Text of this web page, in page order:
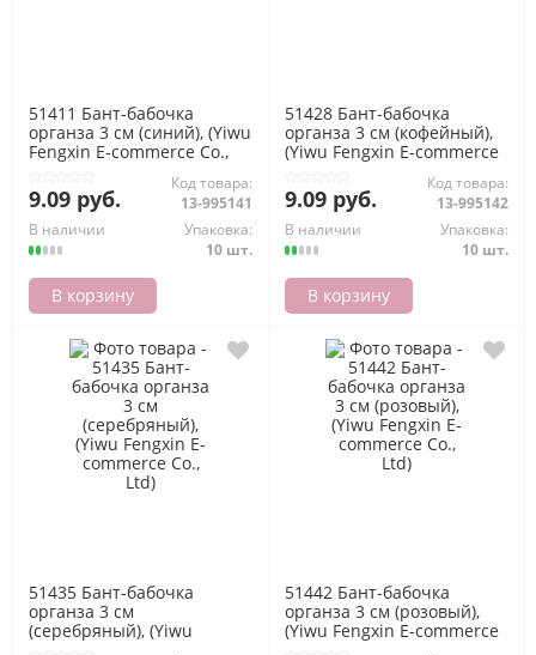
51411 Бант-бабочка
органза 3 см (синий), (Yiwu
Fengxin E-commerce Co.,
9.09 руб.
Код товара:
13-995141
В наличии
Упаковка:
10 шт.
В корзину
51428 Бант-бабочка
органза 3 см (кофейный),
(Yiwu Fengxin E-commerce
9.09 руб.
Код товара:
13-995142
В наличии
Упаковка:
10 шт.
В корзину
51435 Бант-бабочка
органза 3 см
(серебряный), (Yiwu
51442 Бант-бабочка
органза 3 см (розовый),
(Yiwu Fengxin E-commerce